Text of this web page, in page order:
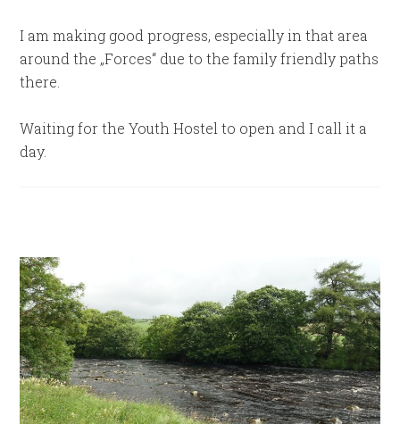
I am making good progress, especially in that area
around the „Forces“ due to the family friendly paths
there.
Waiting for the Youth Hostel to open and I call it a
day.